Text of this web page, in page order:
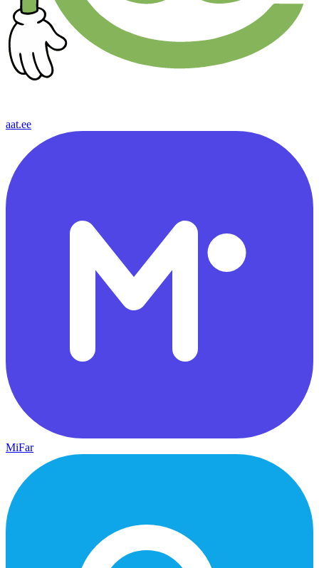
aat.ee
MiFar